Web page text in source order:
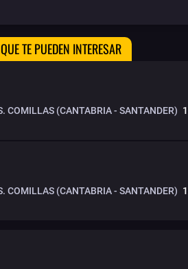
TE PUEDEN INTERESAR
COMILLAS (CANTABRIA - SANTANDER)
COMILLAS (CANTABRIA - SANTANDER)